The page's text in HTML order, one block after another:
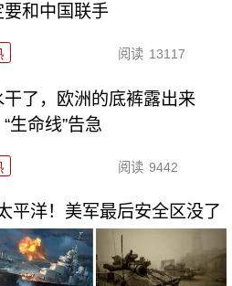
要和中国联手
阅读 13117
干了，欧洲的底裤露出来
生命线”告急
阅读 9442
平洋！美军最后安全区没了